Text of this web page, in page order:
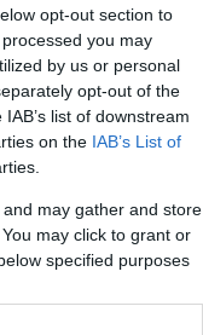
opt-out section to
you may
by us or personal
opt-out of the
list of downstream
on the IAB’s List of
may gather and store
may click to grant or
specified purposes